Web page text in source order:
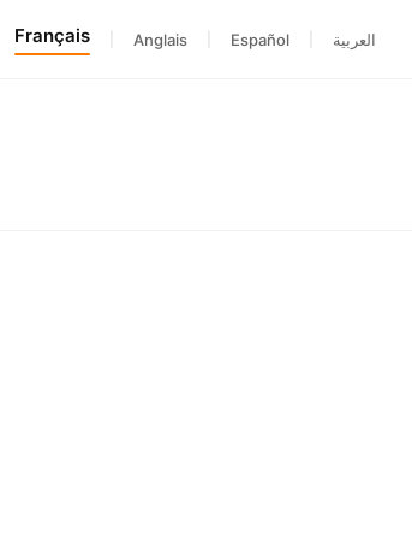
Français Anglais Español العربية